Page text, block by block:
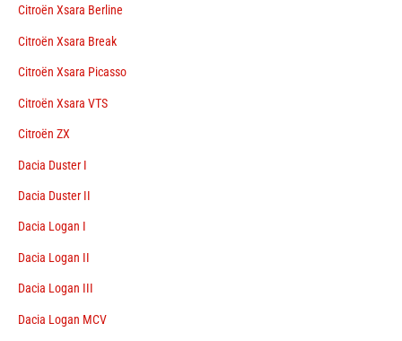
Citroën Xsara Berline
Citroën Xsara Break
Citroën Xsara Picasso
Citroën Xsara VTS
Citroën ZX
Dacia Duster I
Dacia Duster II
Dacia Logan I
Dacia Logan II
Dacia Logan III
Dacia Logan MCV